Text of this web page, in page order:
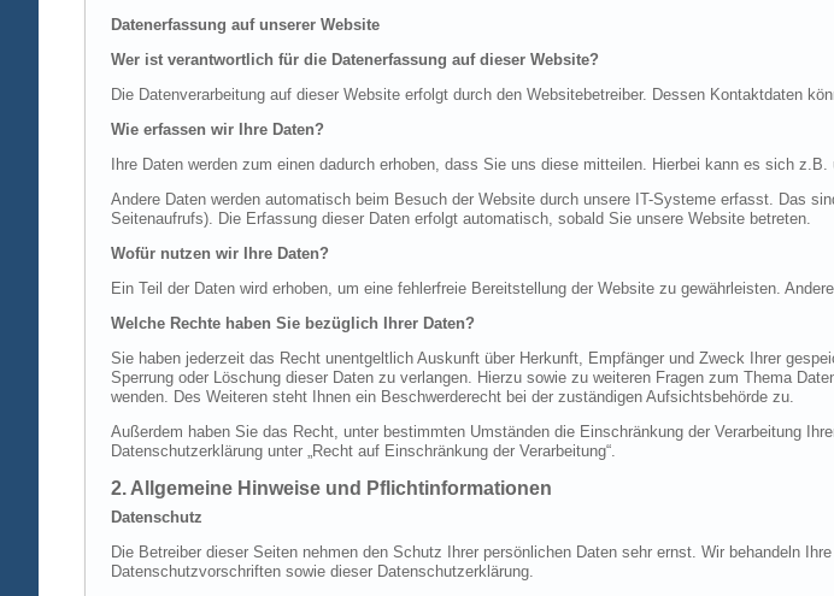
Datenerfassung auf unserer Website
Wer ist verantwortlich für die Datenerfassung auf dieser Website?
Die Datenverarbeitung auf dieser Website erfolgt durch den Websitebetreiber. Dessen Kontaktdaten
Wie erfassen wir Ihre Daten?
Ihre Daten werden zum einen dadurch erhoben, dass Sie uns diese mitteilen. Hierbei kann es sich
Andere Daten werden automatisch beim Besuch der Website durch unsere IT-Systeme erfasst. Das
Seitenaufrufs). Die Erfassung dieser Daten erfolgt automatisch, sobald Sie unsere Website betreten.
Wofür nutzen wir Ihre Daten?
Ein Teil der Daten wird erhoben, um eine fehlerfreie Bereitstellung der Website zu gewährleisten.
Welche Rechte haben Sie bezüglich Ihrer Daten?
Sie haben jederzeit das Recht unentgeltlich Auskunft über Herkunft, Empfänger und Zweck Ihrer
Sperrung oder Löschung dieser Daten zu verlangen. Hierzu sowie zu weiteren Fragen zum Thema
wenden. Des Weiteren steht Ihnen ein Beschwerderecht bei der zuständigen Aufsichtsbehörde zu.
Außerdem haben Sie das Recht, unter bestimmten Umständen die Einschränkung der Verarbeitung
Datenschutzerklärung unter „Recht auf Einschränkung der Verarbeitung“.
2. Allgemeine Hinweise und Pflichtinformationen
Datenschutz
Die Betreiber dieser Seiten nehmen den Schutz Ihrer persönlichen Daten sehr ernst. Wir behandeln
Datenschutzvorschriften sowie dieser Datenschutzerklärung.